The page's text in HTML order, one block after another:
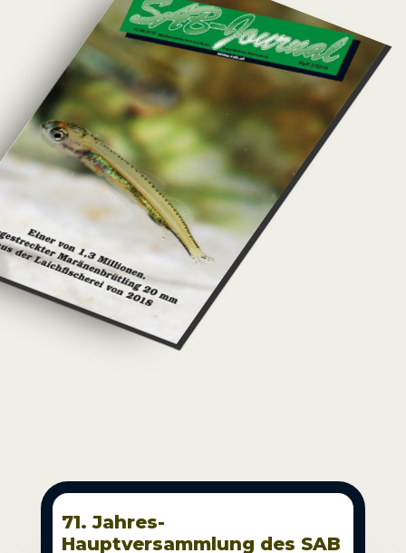
71. Jahres-
Hauptversammlung des SAB